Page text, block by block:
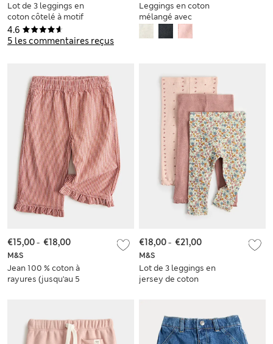
4.6
5 les commentaires reçus
Lot de 3 leggings en
coton côtelé à motif
cœur (jusqu’au 3
ans)
Leggings en coton
mélangé avec
doublure en polaire
(jusqu’au 3 ans)
M&S
Jean 100 % coton à
rayures (jusqu'au 5
€15,00- €18,00
M&S
Lot de 3 leggings en
jersey de coton
€18,00- €21,00